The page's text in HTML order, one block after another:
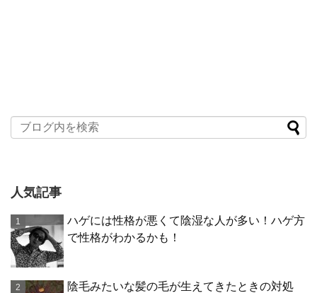
人気記事
ハゲには性格が悪くて陰湿な人が多い！ハゲ方
で性格がわかるかも！
陰毛みたいな髪の毛が生えてきたときの対処